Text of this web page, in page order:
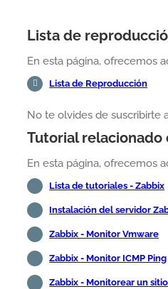
Lista de
En esta página, ofrecemos
Lista de Reproducción
No te olvides de suscribirte
Tutorial relacionado
En esta página, ofrecemos
Lista de tutoriales - Zabbix
Instalación del servidor
Zabbix - Monitor Vmware
Zabbix - Monitor ICMP Ping
Zabbix - Monitorear un